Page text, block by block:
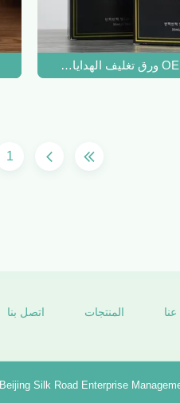
1
المنتجات اتصل بنا
Beijing Silk Road Enterprise